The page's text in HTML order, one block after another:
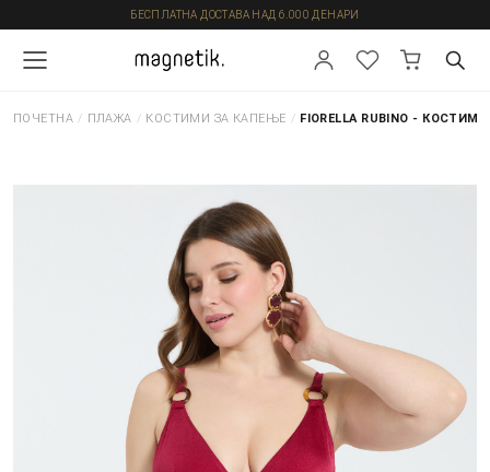
БЕСПЛАТНА ДОСТАВА НАД 6.000 ДЕНАРИ
ПОЧЕТНА / ПЛАЖА / КОСТИМИ ЗА КАПЕЊЕ / FIORELLA RUBINO -